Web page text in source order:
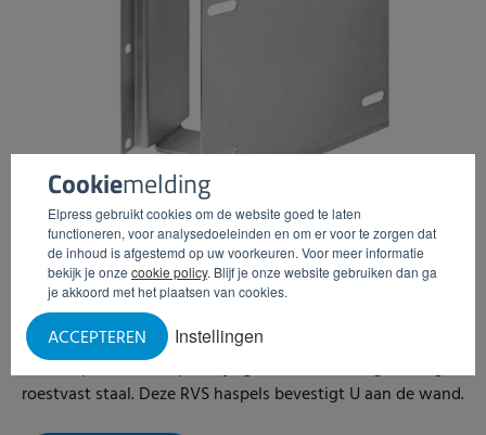
Cookiemelding
Elpress gebruikt cookies om de website goed te laten
functioneren, voor analysedoeleinden en om er voor te zorgen dat
de inhoud is afgestemd op uw voorkeuren. Voor meer informatie
bekijk je onze cookie policy. Blijf je onze website gebruiken dan ga
je akkoord met het plaatsen van cookies.
Instellingen
ACCEPTEREN
RVS haspel toebehoren
Te krijgen in verschillende uitvoeringen voor verschillende
RVS haspels. Alle haspels zijn gemaakt van hoogwaardig
roestvast staal. Deze RVS haspels bevestigt U aan de wand.